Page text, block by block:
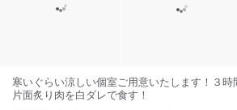
寒いぐらい涼しい個室ご用意いたします！３時
片面炙り肉を白ダレで食す！